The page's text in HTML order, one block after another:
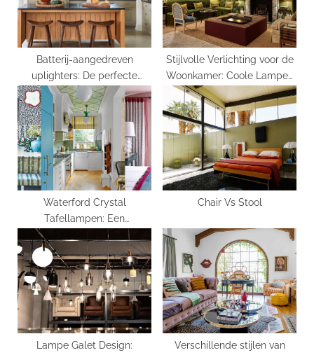
t
:
Batterij-aangedreven
uplighters: De perfecte
draagbare verlichting!
Stijlvolle Verlichting voor de
Woonkamer: Coole Lampen
om de Sfeer te Verhogen
Waterford Crystal
Tafellampen: Een
Schitterende Toevoeging aan
Chair Vs Stool
Lampe Galet Design:
Verschillende stijlen van